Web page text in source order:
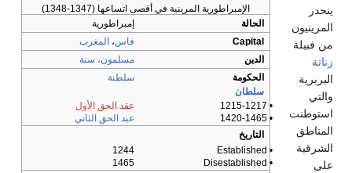
الإمبراطورية المرينية في أقصى اتساعها (1347-1348)
الحالة
إمبراطورية
Capital
فاس، المغرب
الدين
مسلمون، سنة
الحكومة
سلطنة
سلطان
• 1215-1217
عقد الحق الأول
• 1420-1465
عبد الحق الثاني
التاريخ
• Established
1244
• Disestablished
1465
ينحدر
المرينيون
من فبيلة
زناتة
البربرية
والتي
استوطنت
المناطق
الشرقية
على